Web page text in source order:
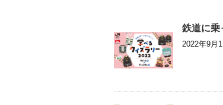
鉄道に乗
2022年9月